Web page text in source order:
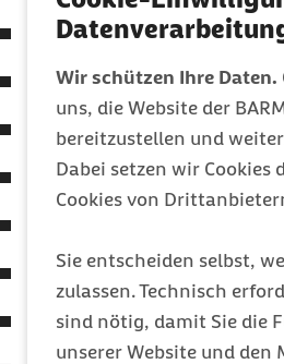
Wir schützen Ihre Daten.
uns, die Website der
bereitzustellen und
Dabei setzen wir Cookies
Cookies von
Sie entscheiden selbst,
zulassen. Technisch
sind nötig, damit Sie die
unserer Website und den
Krankenhausreport 2025
Krankenhausreport 2024
Krankenhausreport 2023
Krankenhausreport 2022
Krankenhausreport 2020
Krankenhausreport 2019